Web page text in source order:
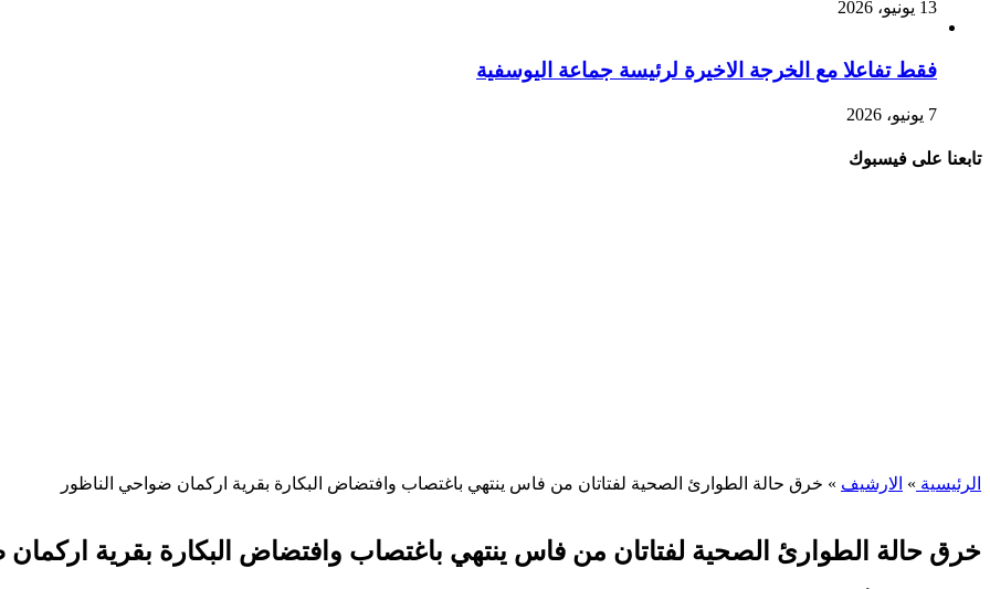
13 يونيو، 2026
فقط تفاعلا مع الخرجة الاخيرة لرئيسة جماعة اليوسفية
7 يونيو، 2026
تابعنا على فيسبوك
الرئيسية » الارشيف » خرق حالة الطوارئ الصحية لفتاتان من فاس ينتهي باغتصاب وافتضاض البكارة بقرية اركمان ضواحي الناظور
خرق حالة الطوارئ الصحية لفتاتان من فاس ينتهي باغتصاب وافتضاض البكارة بقرية اركمان